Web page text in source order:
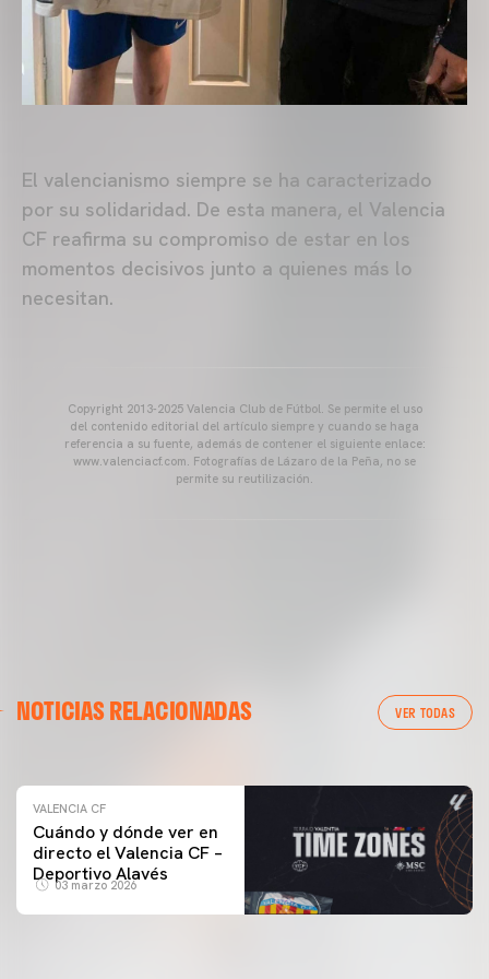
El valencianismo siempre se ha caracterizado
por su solidaridad. De esta manera, el Valencia
CF reafirma su compromiso de estar en los
momentos decisivos junto a quienes más lo
necesitan.
Copyright 2013-2025 Valencia Club de Fútbol. Se permite el uso
del contenido editorial del artículo siempre y cuando se haga
referencia a su fuente, además de contener el siguiente enlace:
www.valenciacf.com. Fotografías de Lázaro de la Peña, no se
permite su reutilización.
NOTICIAS RELACIONADAS VER TODAS
ENTRENAMIENTO DEL VALENCIA CF 04/03/26
VALENCIA CF
Cuándo y dónde ver en
directo el Valencia CF –
Deportivo Alavés
03 marzo 2026